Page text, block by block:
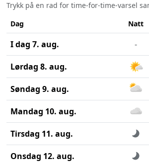
Trykk på en rad for time-for-time-varsel
Dag
Natt
I dag 7. aug. -
Lørdag 8. aug.
Søndag 9. aug.
Mandag 10. aug.
Tirsdag 11. aug.
Onsdag 12. aug.